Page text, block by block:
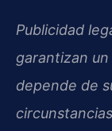
Publicidad
garantizan
depende de